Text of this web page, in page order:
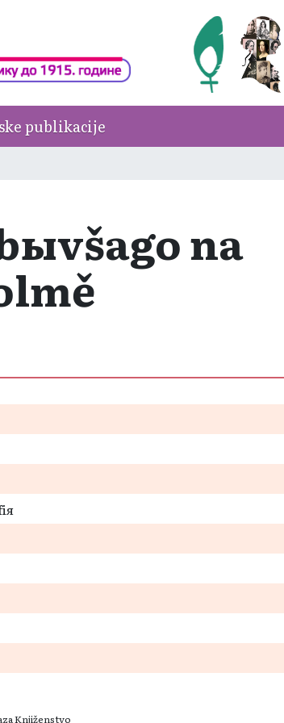
publikacije
na
Knjiženstvo